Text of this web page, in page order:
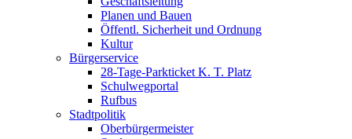
Planen und Bauen
Öffentl. Sicherheit und Ordnung
Kultur
Bürgerservice
28-Tage-Parkticket K. T. Platz
Schulwegportal
Rufbus
Stadtpolitik
Oberbürgermeister